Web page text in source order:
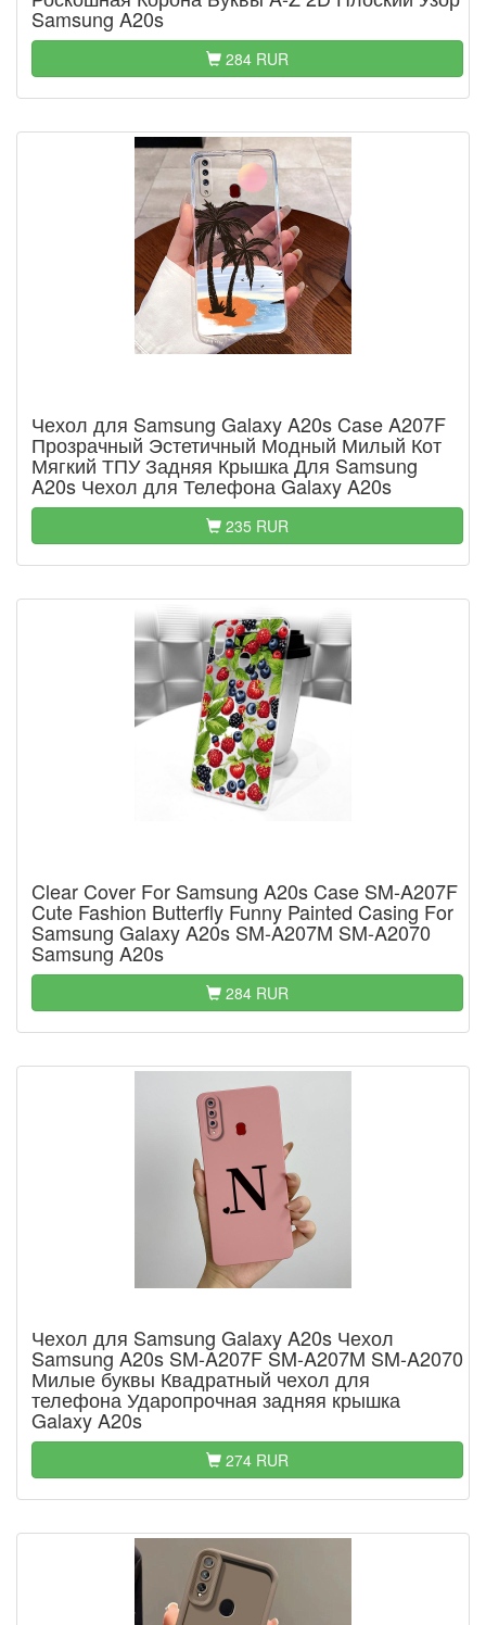
Samsung A20s
284 RUR
Чехол для Samsung Galaxy A20s Case A207F
Прозрачный Эстетичный Модный Милый Кот
Мягкий ТПУ Задняя Крышка Для Samsung
A20s Чехол для Телефона Galaxy A20s
235 RUR
Clear Cover For Samsung A20s Case SM-A207F
Cute Fashion Butterfly Funny Painted Casing For
Samsung Galaxy A20s SM-A207M SM-A2070
Samsung A20s
284 RUR
Чехол для Samsung Galaxy A20s Чехол
Samsung A20s SM-A207F SM-A207M SM-A2070
Милые буквы Квадратный чехол для
телефона Ударопрочная задняя крышка
Galaxy A20s
274 RUR